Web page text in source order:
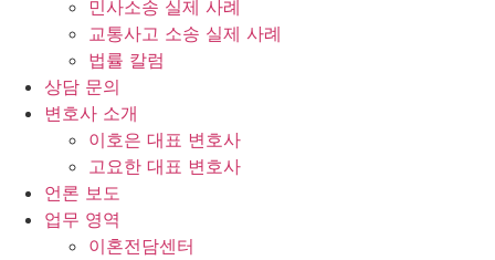
민사소송 실제 사례
교통사고 소송 실제 사례
법률 칼럼
상담 문의
변호사 소개
이호은 대표 변호사
고요한 대표 변호사
언론 보도
업무 영역
이혼전담센터